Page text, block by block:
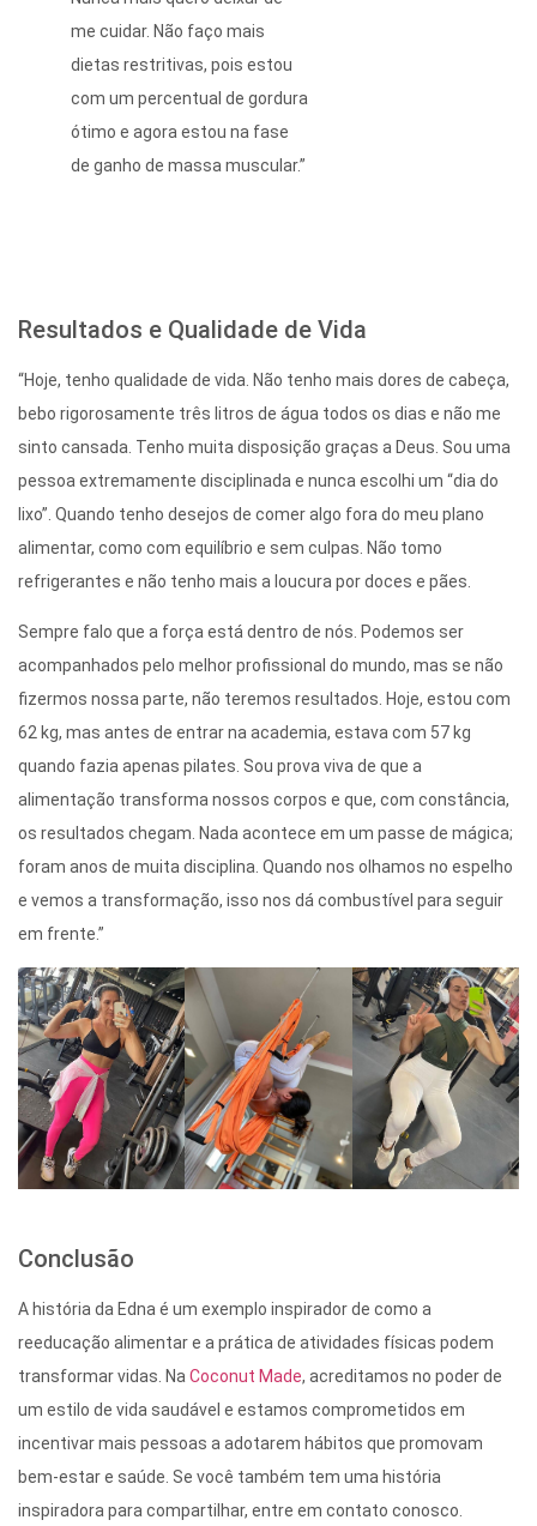
me cuidar. Não faço mais
dietas restritivas, pois estou
com um percentual de gordura
ótimo e agora estou na fase
de ganho de massa muscular.”
Resultados e Qualidade de Vida
“Hoje, tenho qualidade de vida. Não tenho mais dores de cabeça,
bebo rigorosamente três litros de água todos os dias e não me
sinto cansada. Tenho muita disposição graças a Deus. Sou uma
pessoa extremamente disciplinada e nunca escolhi um “dia do
lixo”. Quando tenho desejos de comer algo fora do meu plano
alimentar, como com equilíbrio e sem culpas. Não tomo
refrigerantes e não tenho mais a loucura por doces e pães.
Sempre falo que a força está dentro de nós. Podemos ser
acompanhados pelo melhor profissional do mundo, mas se não
fizermos nossa parte, não teremos resultados. Hoje, estou com
62 kg, mas antes de entrar na academia, estava com 57 kg
quando fazia apenas pilates. Sou prova viva de que a
alimentação transforma nossos corpos e que, com constância,
os resultados chegam. Nada acontece em um passe de mágica;
foram anos de muita disciplina. Quando nos olhamos no espelho
e vemos a transformação, isso nos dá combustível para seguir
em frente.”
Conclusão
A história da Edna é um exemplo inspirador de como a
reeducação alimentar e a prática de atividades físicas podem
transformar vidas. NaCoconut Made, acreditamos no poder de
um estilo de vida saudável e estamos comprometidos em
incentivar mais pessoas a adotarem hábitos que promovam
bem-estar e saúde. Se você também tem uma história
inspiradora para compartilhar, entre em contato conosco.